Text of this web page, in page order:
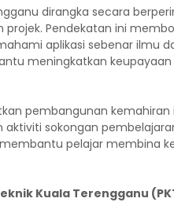
dirangka secara
Pendekatan ini
aplikasi sebenar ilmu
meningkatkan keupayaan
pembangunan
sokongan
pelajar membina
Kuala Terengganu